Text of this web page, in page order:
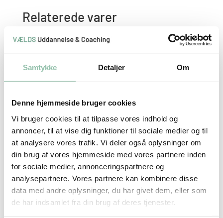
Samtykke Detaljer Om
Denne hjemmeside bruger cookies
Vi bruger cookies til at tilpasse vores indhold og
annoncer, til at vise dig funktioner til sociale medier og til
at analysere vores trafik. Vi deler også oplysninger om
din brug af vores hjemmeside med vores partnere inden
for sociale medier, annonceringspartnere og
analysepartnere. Vores partnere kan kombinere disse
data med andre oplysninger, du har givet dem, eller som
de har indsamlet fra din brug af deres tjenester.
Relaterede varer
Grundkursus i coaching
kr.11,800.00
Fysisk coachuddannelse
(Fredericia)
kr.62,800.00